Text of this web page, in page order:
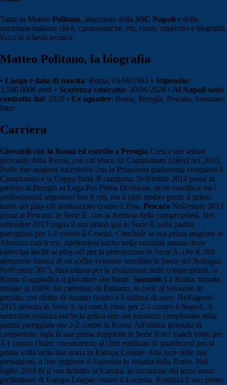
Tutto su Matteo Politano, attaccante della SSC Napoli e della
nazionale italiana: chi è, caratteristiche, età, costo, stipendio e biografia.
Ecco la scheda tecnica.
Matteo Politano, la biografia
• Luogo e data di nascita: Roma, 03/08/1993 • Stipendio:
3.500.000€ netti • Scadenza contratto: 30/06/2028 • Al Napoli sotto
contratto dal: 2020 • Ex squadre: Roma, Perugia, Pescara, Sassuolo,
Inter
Carriera
Giovanili con la Roma ed esordio a Perugia Cresce nel settore
giovanile della Roma, con cui vince un Campionato Allievi nel 2010.
Nelle due stagioni successive con la Primavera giallorossa conquista il
Campionato e la Coppa Italia di categoria. Nell'estate 2012 passa in
prestito al Perugia in Lega Pro Prima Divisione, dove esordisce tra i
professionisti segnando ben 8 reti, ma il club umbro perde il primo
turno dei play-off promozione contro il Pisa. Pescara Nell'estate 2013
passa al Pescara, in Serie B, con la formula della comproprietà. Nel
settembre 2013 segna il suo primo gol in Serie B nella partita
pareggiata per 1-1 contro il Cesena. Conclude la sua prima stagione in
Abruzzo con 6 reti, ripetendosi anche nella seconda annata dove
partecipa anche ai play-off per la promozione in Serie A, che il club
abruzzese manca di un soffio venendo sconfitto in finale dal Bologna.
Nell'estate 2015, data ultima per la risoluzione delle comproprietà, la
Roma si aggiudica il giocatore alle buste. Sassuolo La Roma, tornata
titolare al 100% del cartellino di Politano, lo cede al Sassuolo in
prestito con diritto di riscatto fissato a 8 milioni di euro. Nell'agosto
2015 debutta in Serie A nel match vinto per 2-1 contro il Napoli. A
settembre realizza anche la prima rete nel massimo campionato nella
partita pareggiata per 2-2 contro la Roma. All'ultima giornata di
campionato sigla la sua prima doppietta in Serie A nel match vinto per
3-1 contro l'Inter, consentendo al club emiliano di qualificarsi per la
prima volta nella sua storia in Europa League. Alla luce delle sue
prestazioni, a fine stagione il Sassuolo lo riscatta dalla Roma. Nel
luglio 2016 fa il suo debutto in Europa, in occasione del terzo turno
preliminare di Europa League contro il Lucerna. Realizza il suo primo